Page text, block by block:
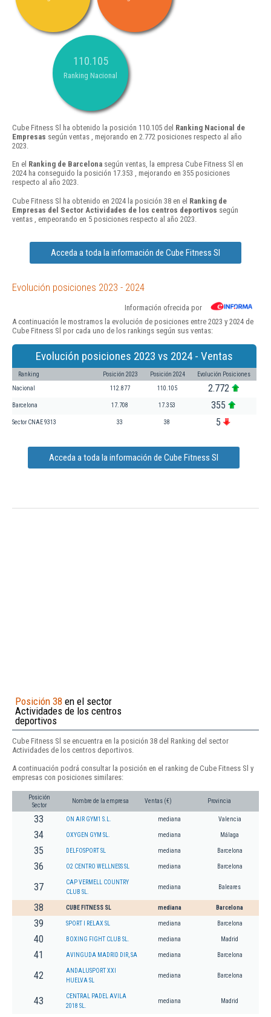
110.105
Ranking Nacional
Cube Fitness Sl ha obtenido la posición 110.105 del Ranking Nacional de
Empresas según ventas , mejorando en 2.772 posiciones respecto al año
2023.
En el Ranking de Barcelona según ventas, la empresa Cube Fitness Sl en
2024 ha conseguido la posición 17.353 , mejorando en 355 posiciones
respecto al año 2023.
Cube Fitness Sl ha obtenido en 2024 la posición 38 en el Ranking de
Empresas del Sector Actividades de los centros deportivos según
ventas , empeorando en 5 posiciones respecto al año 2023.
Acceda a toda la información de Cube Fitness Sl
Evolución posiciones 2023 - 2024
Información ofrecida por
A continuación le mostramos la evolución de posiciones entre 2023 y 2024 de
Cube Fitness Sl por cada uno de los rankings según sus ventas:
Evolución posiciones 2023 vs 2024 - Ventas
Ranking Posición 2023 Posición 2024 Evolución Posiciones
Nacional 112.877 110.105 2.772
Barcelona 17.708 17.353 355
Sector CNAE 9313 33 38 5
Acceda a toda la información de Cube Fitness Sl
Posición 38 en el sector
Actividades de los centros
deportivos
Cube Fitness Sl se encuentra en la posición 38 del Ranking del sector
Actividades de los centros deportivos.
A continuación podrá consultar la posición en el ranking de Cube Fitness Sl y
empresas con posiciones similares:
Posición
Sector
Nombre de la empresa Ventas (€) Provincia
33 ON AIR GYM1 S.L. mediana Valencia
34 OXYGEN GYM SL. mediana Málaga
35 DELFOSPORT SL mediana Barcelona
36 O2 CENTRO WELLNESS SL mediana Barcelona
37
CAP VERMELL COUNTRY
CLUB SL.
mediana Baleares
38 CUBE FITNESS SL mediana Barcelona
39 SPORT I RELAX SL mediana Barcelona
40 BOXING FIGHT CLUB SL. mediana Madrid
41 AVINGUDA MADRID DIR, SA mediana Barcelona
42
ANDALUSPORT XXI
HUELVA SL
mediana Barcelona
43
CENTRAL PADEL AVILA
2018 SL.
mediana Madrid